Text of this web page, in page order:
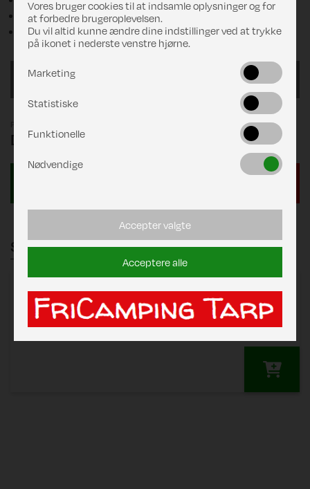
Skillevæg
Telttaske
DKK 30.578,00
Stænger
Zinox Mega Frame Forum Etnabestår af:
Mega Stel Forum C1 18/23
Mega Stel Forum C2 19/20
DKK 10.698,00
Vores bruger cookies til at indsamle oplysninger og for
at forbedre brugeroplevelsen.
Du vil altid kunne ændre dine indstillinger ved at trykke
på ikonet i nederste venstre hjørne.
Marketing
Statistiske
Funktionelle
Nødvendige
Accepter valgte
Acceptere alle